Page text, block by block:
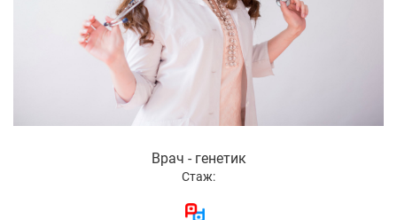
Врач - генетик
Стаж: